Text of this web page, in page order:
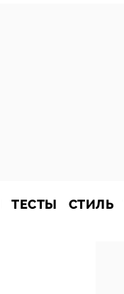
ТЕСТЫ СТИЛЬ